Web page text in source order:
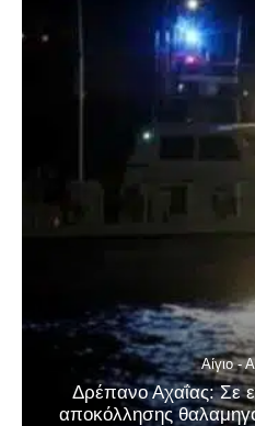
Αίγιο -
Δρέπανο Αχαΐας: Σε
αποκόλλησης